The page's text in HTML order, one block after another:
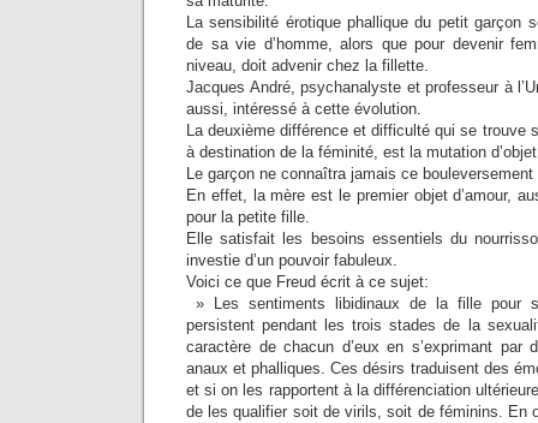
La sensibilité érotique phallique du petit garçon
de sa vie d’homme, alors que pour devenir
niveau, doit advenir chez la fillette.
Jacques André, psychanalyste et professeur à
aussi, intéressé à cette évolution.
La deuxième différence et difficulté qui se trouve
à destination de la féminité, est la mutation d’objet
Le garçon ne connaîtra jamais ce
En effet, la mère est le premier objet d’amour,
pour la petite fille.
Elle satisfait les besoins essentiels du
investie d’un pouvoir fabuleux.
Voici ce que Freud écrit à ce sujet:
» Les sentiments libidinaux de la fille pour
persistent pendant les trois stades de la
caractère de chacun d’eux en s’exprimant par
anaux et phalliques. Ces désirs traduisent des
et si on les rapportent à la différenciation
de les qualifier soit de virils, soit de féminins. En